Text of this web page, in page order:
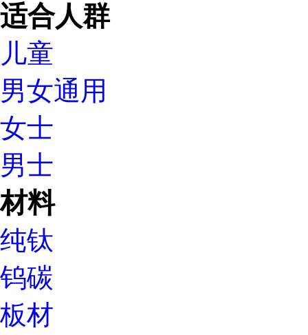
适合人群
儿童
男女通用
女士
男士
材料
纯钛
钨碳
板材